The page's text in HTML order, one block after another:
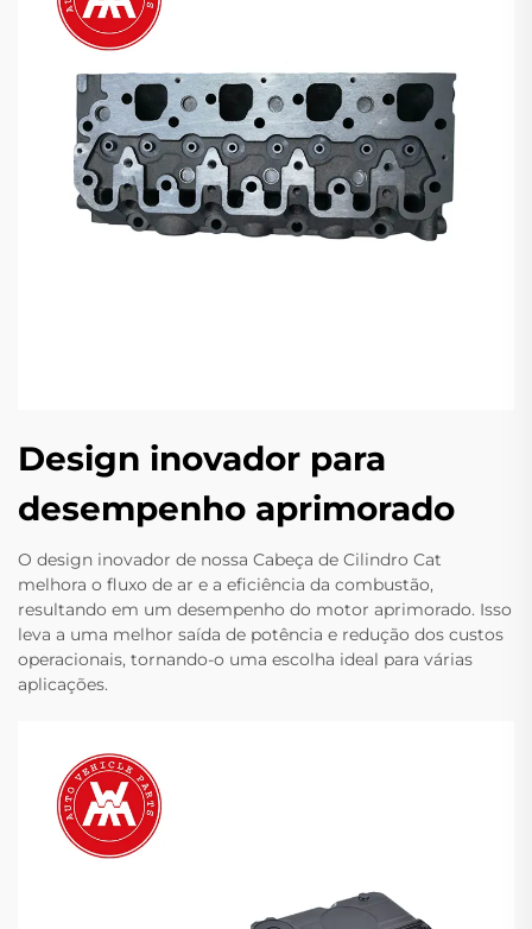
Design inovador para
desempenho aprimorado
O design inovador de nossa Cabeça de Cilindro Cat
melhora o fluxo de ar e a eficiência da combustão,
resultando em um desempenho do motor aprimorado. Isso
leva a uma melhor saída de potência e redução dos custos
operacionais, tornando-o uma escolha ideal para várias
aplicações.